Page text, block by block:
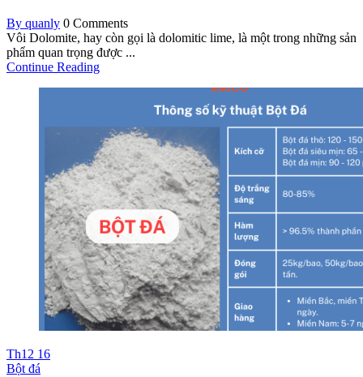
By quanly 0 Comments
Vôi Dolomite, hay còn gọi là dolomitic lime, là một trong những sản
phẩm quan trọng được ...
Continue Reading
Th12 16
Bột đá